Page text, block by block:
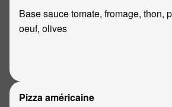
Base sauce tomate, fromage, thon,
oeuf, olives
Pizza américaine